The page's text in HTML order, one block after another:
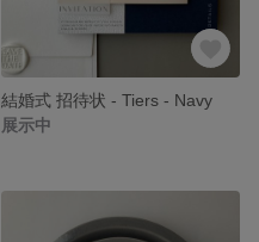
結婚式 招待状 - Tiers - Navy
展示中